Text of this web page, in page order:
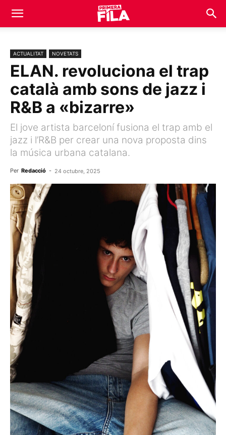
ACTUALITAT NOVETATS
ELAN. revoluciona el trap
català amb sons de jazz i
R&B a «bizarre»
El jove artista barceloní fusiona el trap amb el
jazz i l’R&B per crear una nova proposta dins
la música urbana catalana.
Per Redacció - 24 octubre, 2025